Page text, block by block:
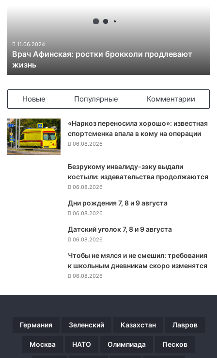
а
с
т
к
и
11.06.2024
Врач Афинская: ростки брокколи продлевают
жизнь
Новые Популярные Комментарии
«Наркоз переносила хорошо»: известная
спортсменка впала в кому на операции
06.08.2026
Безрукому инвалиду-зэку выдали
костыли: издевательства продолжаются
06.08.2026
Дни рождения 7, 8 и 9 августа
06.08.2026
Датский уголок 7, 8 и 9 августа
06.08.2026
Чтобы не мялся и не смешил: требования
к школьным дневникам скоро изменятся
06.08.2026
Германия Зеленский Казахстан Лавров
Москва НАТО Олимпиада Песков